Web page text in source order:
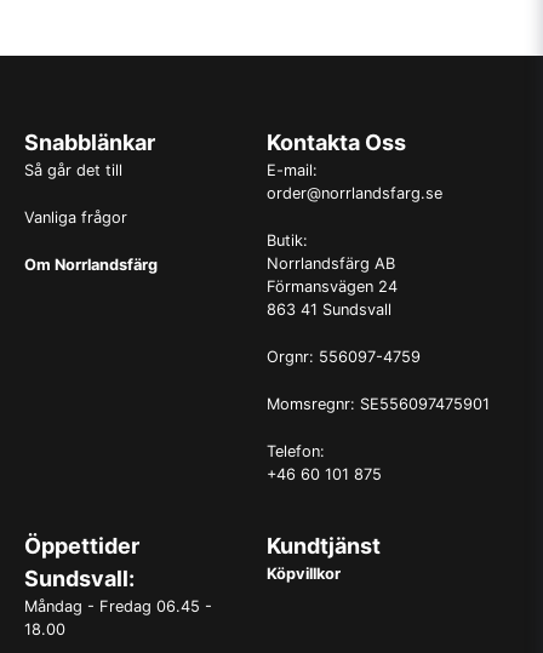
Snabblänkar
Så går det till
Vanliga frågor
Om Norrlandsfärg
Kontakta Oss
E-mail:
order@norrlandsfarg.se
Butik:
Norrlandsfärg AB
Förmansvägen 24
863 41 Sundsvall
Orgnr: 556097-4759
Momsregnr: SE556097475901
Telefon:
+46 60 101 875
Öppettider
Sundsvall:
Måndag - Fredag 06.45 -
18.00
Kundtjänst
Köpvillkor